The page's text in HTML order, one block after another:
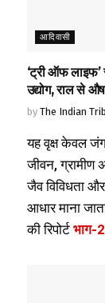
आदिवासी
‘ट्री ऑफ लाइफ’
उद्योग, राल से
by The Indian
यह वृक्ष केवल
जीवन, ग्रामीण
जैव विविधता
आधार माना
की रिपोर्ट भाग-2